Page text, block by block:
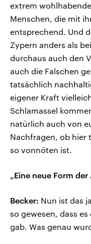
extrem
Menschen, die mit
entsprechend. Und
Zypern anders als
durchaus auch den
auch die Falschen
tatsächlich
eigener Kraft
Schlamassel
natürlich auch von
Nachfragen, ob hier
so vonnöten ist.
„Eine neue Form
Becker: Nun ist das
so gewesen, dass
gab. Was genau